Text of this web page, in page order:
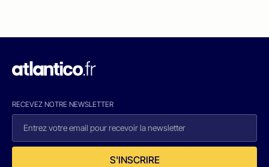
RECEVEZ NOTRE NEWSLETTER
S'INSCRIRE